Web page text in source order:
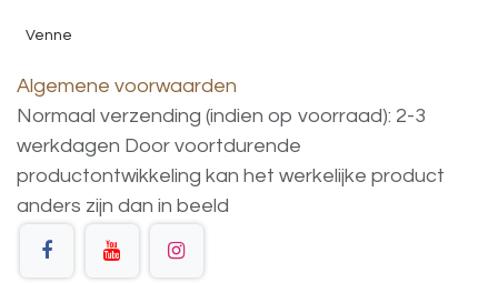
Venne
Algemene voorwaarden
Normaal verzending (indien op voorraad): 2-3
werkdagen Door voortdurende
productontwikkeling kan het werkelijke product
anders zijn dan in beeld